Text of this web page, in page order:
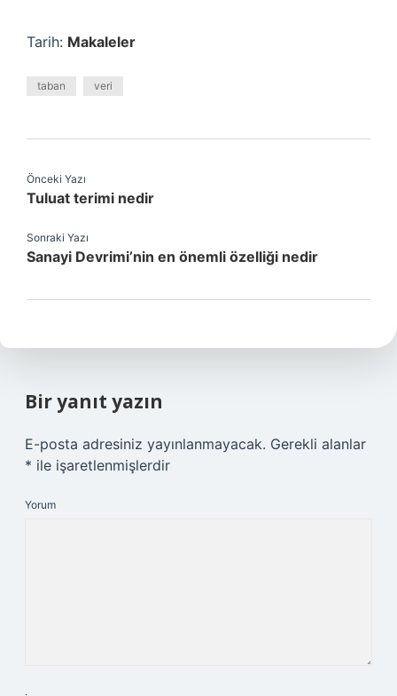
Tarih: Makaleler
taban veri
Önceki Yazı
Tuluat terimi nedir
Sonraki Yazı
Sanayi Devrimi’nin en önemli özelliği nedir
Bir yanıt yazın
E-posta adresiniz yayınlanmayacak. Gerekli alanlar
* ile işaretlenmişlerdir
Yorum